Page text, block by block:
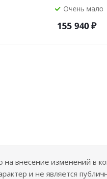
Очень мало
155 940 ₽
внесение изменений в
и не является